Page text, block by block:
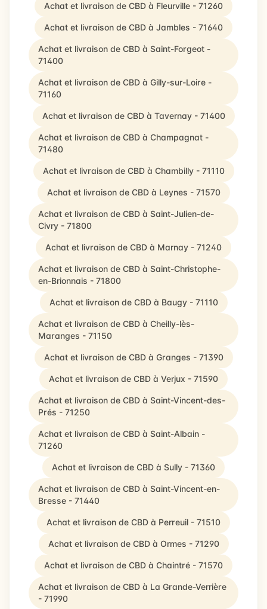
Achat et livraison de CBD à Fleurville - 71260
Achat et livraison de CBD à Jambles - 71640
Achat et livraison de CBD à Saint-Forgeot -
71400
Achat et livraison de CBD à Gilly-sur-Loire -
71160
Achat et livraison de CBD à Tavernay - 71400
Achat et livraison de CBD à Champagnat -
71480
Achat et livraison de CBD à Chambilly - 71110
Achat et livraison de CBD à Leynes - 71570
Achat et livraison de CBD à Saint-Julien-de-
Civry - 71800
Achat et livraison de CBD à Marnay - 71240
Achat et livraison de CBD à Saint-Christophe-
en-Brionnais - 71800
Achat et livraison de CBD à Baugy - 71110
Achat et livraison de CBD à Cheilly-lès-
Maranges - 71150
Achat et livraison de CBD à Granges - 71390
Achat et livraison de CBD à Verjux - 71590
Achat et livraison de CBD à Saint-Vincent-des-
Prés - 71250
Achat et livraison de CBD à Saint-Albain -
71260
Achat et livraison de CBD à Sully - 71360
Achat et livraison de CBD à Saint-Vincent-en-
Bresse - 71440
Achat et livraison de CBD à Perreuil - 71510
Achat et livraison de CBD à Ormes - 71290
Achat et livraison de CBD à Chaintré - 71570
Achat et livraison de CBD à La Grande-Verrière
- 71990